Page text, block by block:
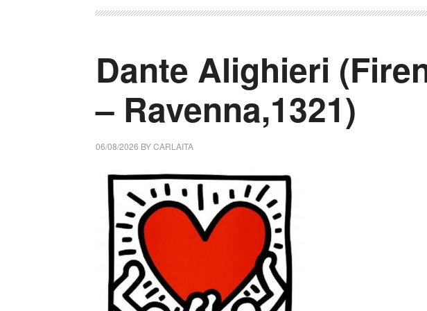
Dante Alighieri
– Ravenna,1321)
06/08/2026 BYCARLAITA